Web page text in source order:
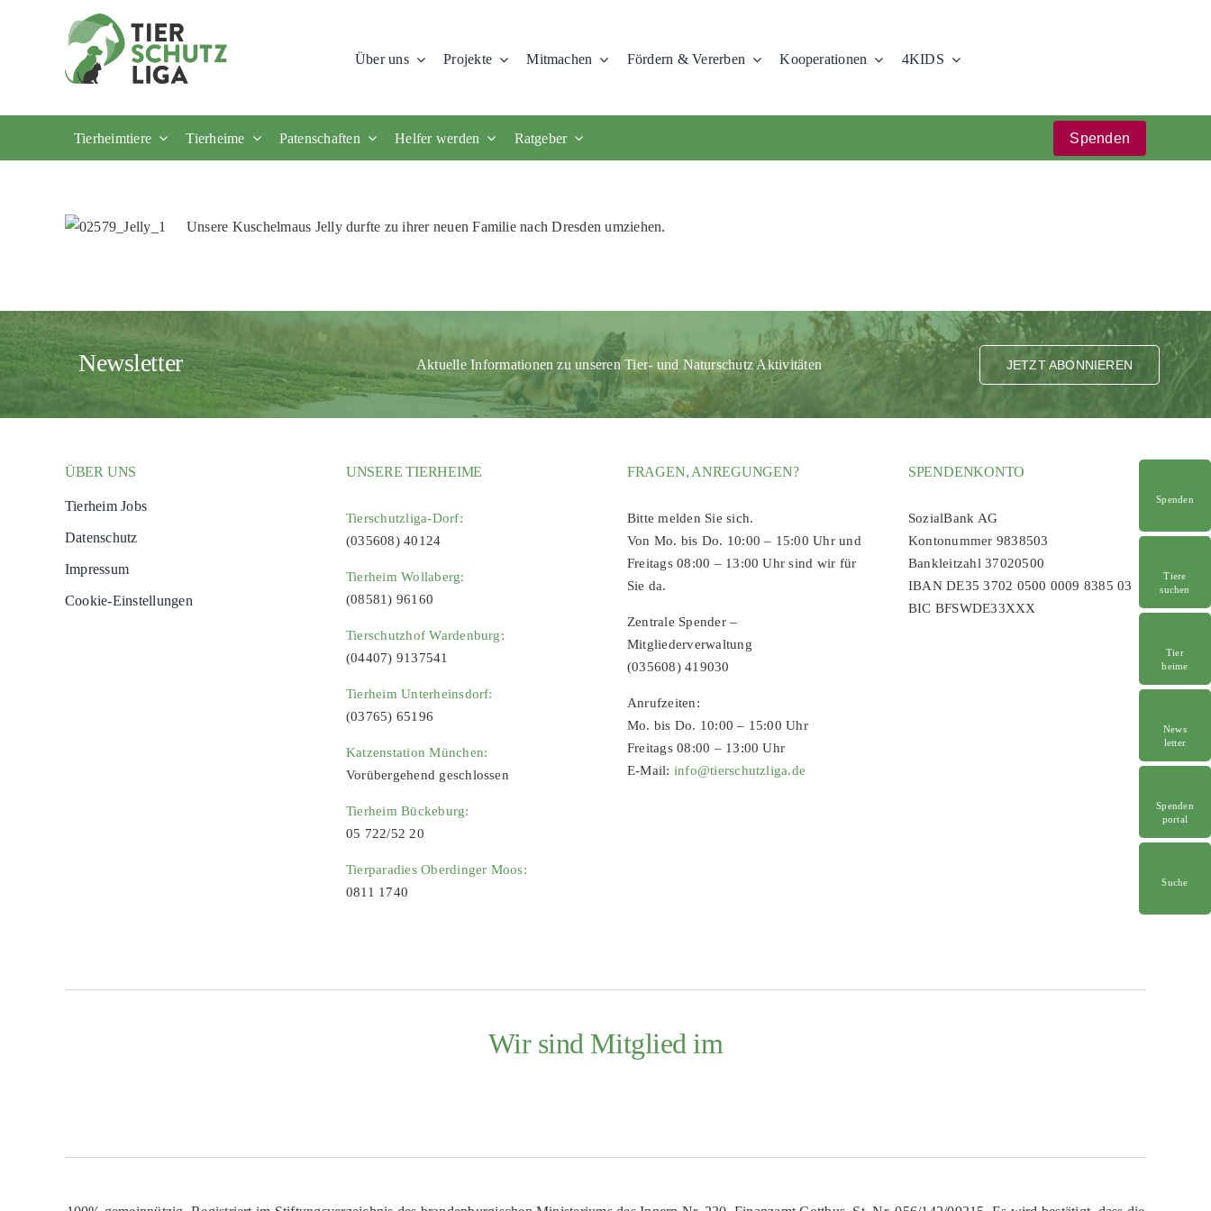
Über uns Projekte Mitmachen Fördern & Vererben Kooperationen 4KIDS
Tierheimtiere Tierheime Patenschaften Helfer werden Ratgeber Spenden
Spenden
Tiere
suchen
Tier
heime
News
letter
Spenden
portal
Suche
Unsere Kuschelmaus Jelly durfte zu ihrer neuen Familie nach Dresden umziehen.
Newsletter Aktuelle Informationen zu unseren Tier- und Naturschutz Aktivitäten JETZT ABONNIEREN
ÜBER UNS
Tierheim Jobs
Datenschutz
Impressum
Cookie-Einstellungen
UNSERE TIERHEIME
Tierschutzliga-Dorf:
(035608) 40124
Tierheim Wollaberg:
(08581) 96160
Tierschutzhof Wardenburg:
(04407) 9137541
Tierheim Unterheinsdorf:
(03765) 65196
Katzenstation München:
Vorübergehend geschlossen
Tierheim Bückeburg:
05 722/52 20
Tierparadies Oberdinger Moos:
0811 1740
FRAGEN, ANREGUNGEN?
Bitte melden Sie sich.
Von Mo. bis Do. 10:00 – 15:00 Uhr und
Freitags 08:00 – 13:00 Uhr sind wir für
Sie da.
Zentrale Spender –
Mitgliederverwaltung
(035608) 419030
Anrufzeiten:
Mo. bis Do. 10:00 – 15:00 Uhr
Freitags 08:00 – 13:00 Uhr
E-Mail: info@tierschutzliga.de
SPENDENKONTO
SozialBank AG
Kontonummer 9838503
Bankleitzahl 37020500
IBAN DE35 3702 0500 0009 8385 03
BIC BFSWDE33XXX
Wir sind Mitglied im